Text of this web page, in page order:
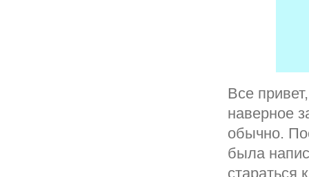
Все
наверное
обычно.
была
стараться